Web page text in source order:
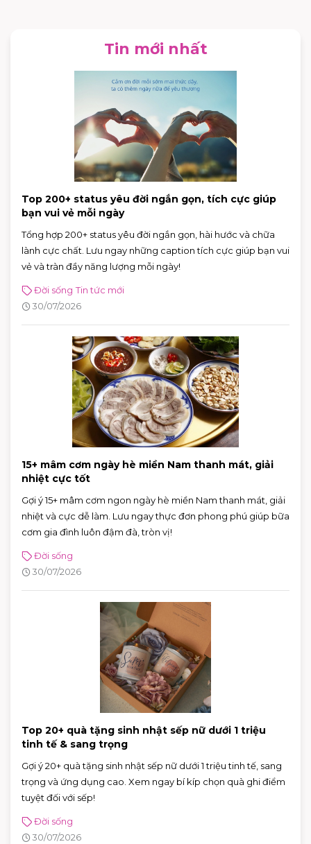
Tin mới nhất
Top 200+ status yêu đời ngắn gọn, tích cực giúp
bạn vui vẻ mỗi ngày
Tổng hợp 200+ status yêu đời ngắn gọn, hài hước và chữa
lành cực chất. Lưu ngay những caption tích cực giúp bạn vui
vẻ và tràn đầy năng lượng mỗi ngày!
Đời sống Tin tức mới
30/07/2026
15+ mâm cơm ngày hè miền Nam thanh mát, giải
nhiệt cực tốt
Gợi ý 15+ mâm cơm ngon ngày hè miền Nam thanh mát, giải
nhiệt và cực dễ làm. Lưu ngay thực đơn phong phú giúp bữa
cơm gia đình luôn đậm đà, tròn vị!
Đời sống
30/07/2026
Top 20+ quà tặng sinh nhật sếp nữ dưới 1 triệu
tinh tế & sang trọng
Gợi ý 20+ quà tặng sinh nhật sếp nữ dưới 1 triệu tinh tế, sang
trọng và ứng dụng cao. Xem ngay bí kíp chọn quà ghi điểm
tuyệt đối với sếp!
Đời sống
30/07/2026